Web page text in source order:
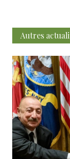
Autres